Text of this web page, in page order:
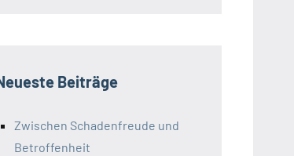
Beiträge
Zwischen Schadenfreude und
Betroffenheit